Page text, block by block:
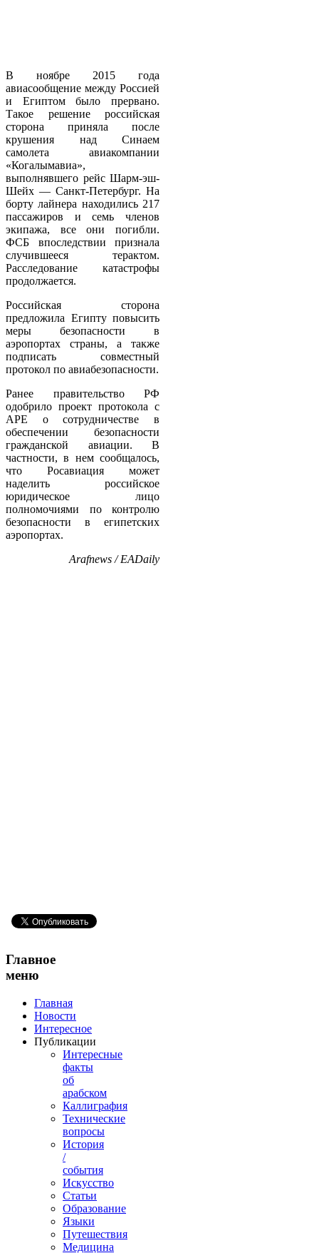
В ноябре 2015 года
авиаcообщение между Россией
и Египтом было прервано.
Такое решение российская
сторона приняла после
крушения над Синаем
самолета авиакомпании
«Когалымавиа»,
выполнявшего рейс Шарм-эш-
Шейх — Санкт-Петербург. На
борту лайнера находились 217
пассажиров и семь членов
экипажа, все они погибли.
ФСБ впоследствии признала
случившееся терактом.
Расследование катастрофы
продолжается.
Российская сторона
предложила Египту повысить
меры безопасности в
аэропортах страны, а также
подписать совместный
протокол по авиабезопасности.
Ранее правительство РФ
одобрило проект протокола с
АРЕ о сотрудничестве в
обеспечении безопасности
гражданской авиации. В
частности, в нем сообщалось,
что Росавиация может
наделить российское
юридическое лицо
полномочиями по контролю
безопасности в египетских
аэропортах.
Arafnews / EADaily
Главное
меню
Главная
Новости
Интересное
Публикации
Интересные
факты
об
арабском
Каллиграфия
Технические
вопросы
История
/
события
Искусство
Статьи
Образование
Языки
Путешествия
Медицина